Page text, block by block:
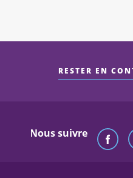
RESTER EN
Nous suivre